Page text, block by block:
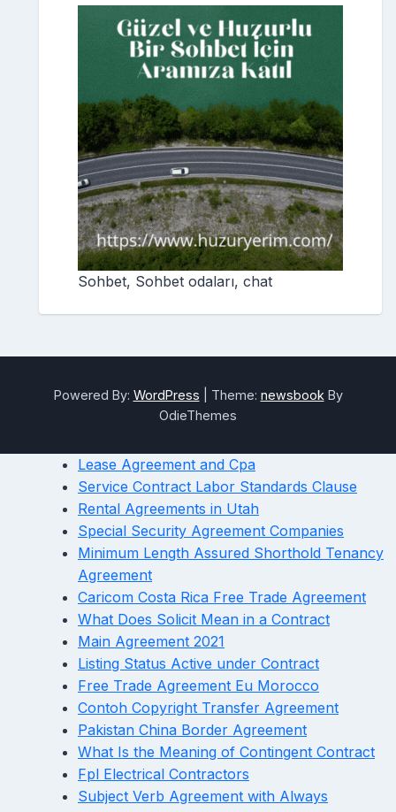
Sohbet, Sohbet odaları, chat
Powered By: WordPress Theme: newsbook By
OdieThemes
Lease Agreement and Cpa
Service Contract Labor Standards Clause
Rental Agreements in Utah
Special Security Agreement Companies
Minimum Length Assured Shorthold Tenancy
Agreement
Caricom Costa Rica Free Trade Agreement
What Does Solicit Mean in a Contract
Main Agreement 2021
Listing Status Active under Contract
Free Trade Agreement Eu Morocco
Contoh Copyright Transfer Agreement
Pakistan China Border Agreement
What Is the Meaning of Contingent Contract
Fpl Electrical Contractors
Subject Verb Agreement with Always